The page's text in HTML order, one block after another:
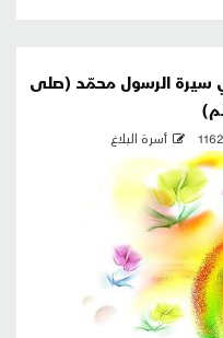
سيرة الرسول محمّد (صلى
أسرة البلاغ